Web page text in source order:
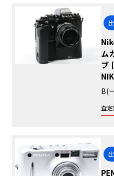
ム
ブ
B(
査定